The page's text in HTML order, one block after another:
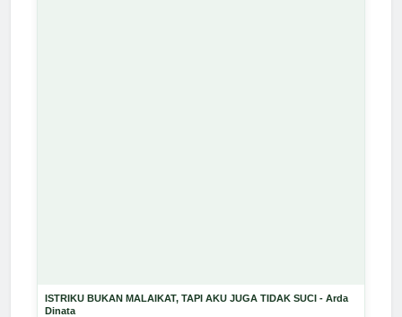
ISTRIKU BUKAN MALAIKAT, TAPI AKU JUGA TIDAK SUCI - Arda
Dinata